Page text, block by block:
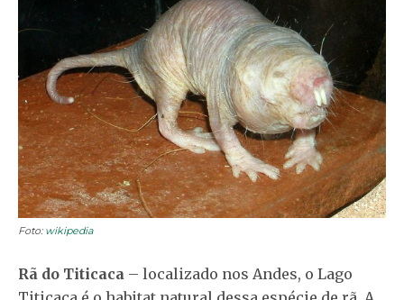
Foto: wikipedia
Rã do Titicaca – localizado nos Andes, o Lago